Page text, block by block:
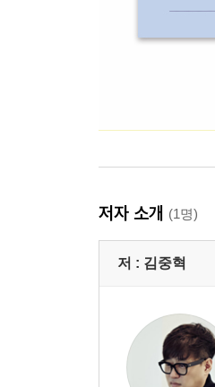
저자 소개 (1명)
저 : 김중혁